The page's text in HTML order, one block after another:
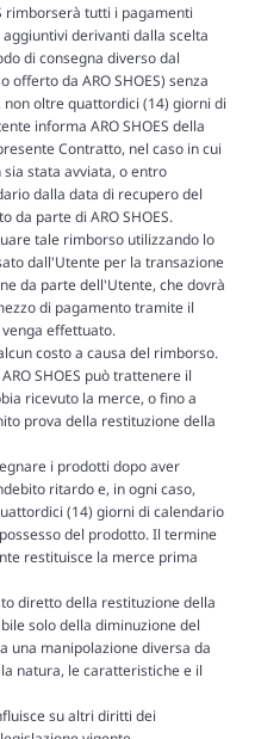
rimborserà tutti i pagamenti
derivanti dalla scelta
di consegna diverso dal
da ARO SHOES) senza
oltre quattordici (14) giorni di
informa ARO SHOES della
Contratto, nel caso in cui
stata avviata, o entro
dalla data di recupero del
da parte di ARO SHOES.
tale rimborso utilizzando lo
dall'Utente per la transazione
da parte dell'Utente, che dovrà
di pagamento tramite il
effettuato.
costo a causa del rimborso.
SHOES può trattenere il
ricevuto la merce, o fino a
prova della restituzione della
i prodotti dopo aver
ritardo e, in ogni caso,
(14) giorni di calendario
del prodotto. Il termine
restituisce la merce prima
diretto della restituzione della
solo della diminuzione del
una manipolazione diversa da
natura, le caratteristiche e il
su altri diritti dei